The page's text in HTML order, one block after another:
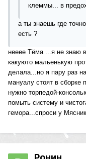
клеммы... в
а ты знаешь где
есть ?
нееее Тёма ...я не знаю
какуюто мальенькую
делала...но я пару раз
мануалу стоят в сборке
нужно торпедой-
помыть систему и
гемора...спроси у